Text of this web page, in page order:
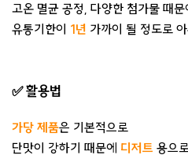
고온 멸균 공정, 다양한 첨가물 때문
유통기한이 1년 가까이 될 정도로
✅활용법
가당 제품은 기본적으로
단맛이 강하기 때문에 디저트 용으